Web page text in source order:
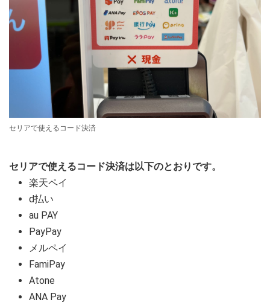
セリアで使えるコード決済
セリアで使えるコード決済は以下のとおりです。
楽天ペイ
d払い
au PAY
PayPay
メルペイ
FamiPay
Atone
ANA Pay